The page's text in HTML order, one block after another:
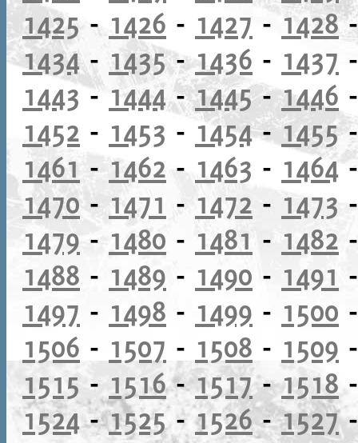
1425- 1426 - 1427 - 1428
1434- 1435-1436 - 1437
1443- 1444-1445-1446
1452 - 1453 - 1454-1455
1461 -1462 - 1463 - 1464
1470- 1471 - 1472 - 1473
1479 - 1480 - 1481 - 1482
1488 - 1489 - 1490 - 1491
1497 - 1498 - 1499 - 1500
1506 - 1507 - 1508 - 1509
1515- 1516-1517-1518
1524-1525-1526-1527